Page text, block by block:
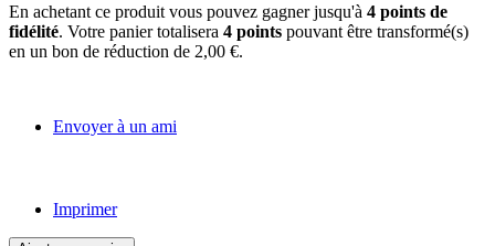
En achetant ce produit vous pouvez gagner jusqu'à 4 points de
fidélité. Votre panier totalisera 4 points pouvant être transformé(s)
en un bon de réduction de 2,00 €.
Envoyer à un ami
Imprimer